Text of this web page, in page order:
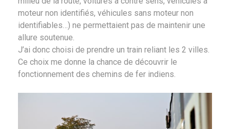
moteur non identifiés, véhicules sans moteur non
identifiables…) ne permettaient pas de maintenir une
allure soutenue.
J’ai donc choisi de prendre un train reliant les 2 villes.
Ce choix me donne la chance de découvrir le
fonctionnement des chemins de fer indiens.